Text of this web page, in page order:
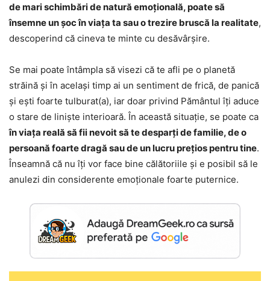
de mari schimbări de natură emoțională, poate să
însemne un șoc în viața ta sau o trezire bruscă la realitate,
descoperind că cineva te minte cu desăvârșire.
Se mai poate întâmpla să visezi că te afli pe o planetă
străină și în același timp ai un sentiment de frică, de panică
și ești foarte tulburat(a), iar doar privind Pământul îți aduce
o stare de liniște interioară. În această situație, se poate ca
în viața reală să fii nevoit să te desparți de familie, de o
persoană foarte dragă sau de un lucru prețios pentru tine.
Înseamnă că nu îți vor face bine călătoriile și e posibil să le
anulezi din considerente emoționale foarte puternice.